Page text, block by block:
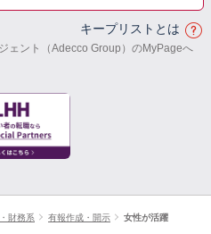
キープリストとは
ェント（Adecco Group）のMyPageへ
財務系 有報作成・開示 女性が活躍